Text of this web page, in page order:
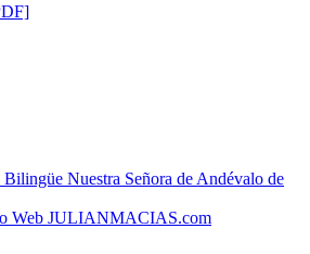
Nuestra Señora de Andévalo de
Web JULIANMACIAS.com